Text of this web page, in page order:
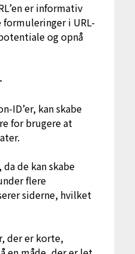
er informativ
i URL-
og opnå
ID’er, kan skabe
for brugere at
de kan skabe
flere
siderne, hvilket
der er korte,